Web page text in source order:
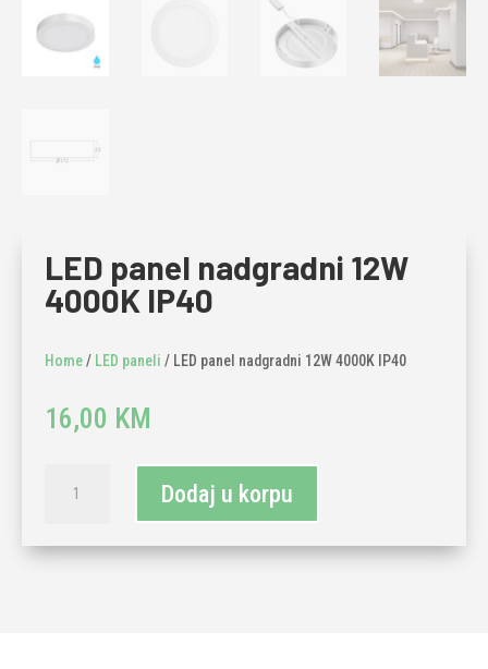
LED panel nadgradni 12W
4000K IP40
Home/ LED paneli / LED panel nadgradni 12W 4000K IP40
16,00 KM
panel
12W
Dodaj u korpu